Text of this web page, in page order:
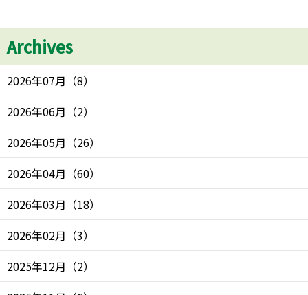
Archives
2026年07月 （8）
2026年06月 （2）
2026年05月 （26）
2026年04月 （60）
2026年03月 （18）
2026年02月 （3）
2025年12月 （2）